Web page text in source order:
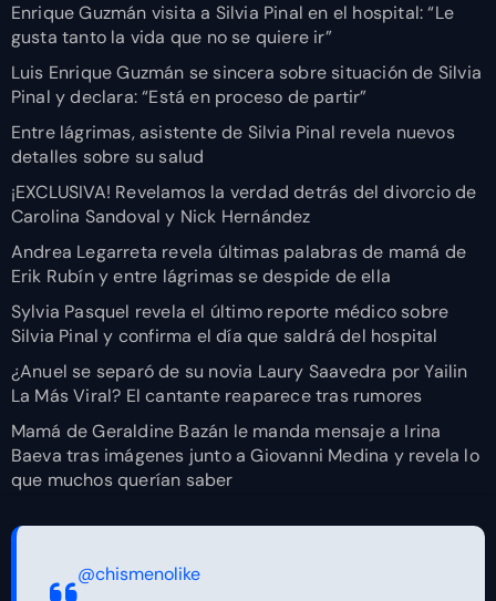
Enrique Guzmán visita a Silvia Pinal en el hospital: “Le
gusta tanto la vida que no se quiere ir”
Luis Enrique Guzmán se sincera sobre situación de Silvia
Pinal y declara: “Está en proceso de partir”
Entre lágrimas, asistente de Silvia Pinal revela nuevos
detalles sobre su salud
¡EXCLUSIVA! Revelamos la verdad detrás del divorcio de
Carolina Sandoval y Nick Hernández
Andrea Legarreta revela últimas palabras de mamá de
Erik Rubín y entre lágrimas se despide de ella
Sylvia Pasquel revela el último reporte médico sobre
Silvia Pinal y confirma el día que saldrá del hospital
¿Anuel se separó de su novia Laury Saavedra por Yailin
La Más Viral? El cantante reaparece tras rumores
Mamá de Geraldine Bazán le manda mensaje a Irina
Baeva tras imágenes junto a Giovanni Medina y revela lo
que muchos querían saber
@chismenolike